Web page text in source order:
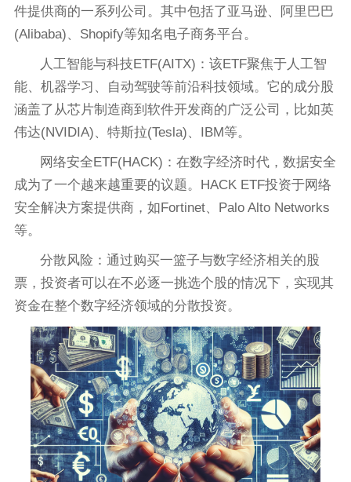
件提供商的一系列公司。其中包括了亚马逊、阿里巴巴
(Alibaba)、Shopify等知名电子商务平台。
人工智能与科技ETF(AITX)：该ETF聚焦于人工智
能、机器学习、自动驾驶等前沿科技领域。它的成分股
涵盖了从芯片制造商到软件开发商的广泛公司，比如英
伟达(NVIDIA)、特斯拉(Tesla)、IBM等。
网络安全ETF(HACK)：在数字经济时代，数据安全
成为了一个越来越重要的议题。HACK ETF投资于网络
安全解决方案提供商，如Fortinet、Palo Alto Networks
等。
分散风险：通过购买一篮子与数字经济相关的股
票，投资者可以在不必逐一挑选个股的情况下，实现其
资金在整个数字经济领域的分散投资。